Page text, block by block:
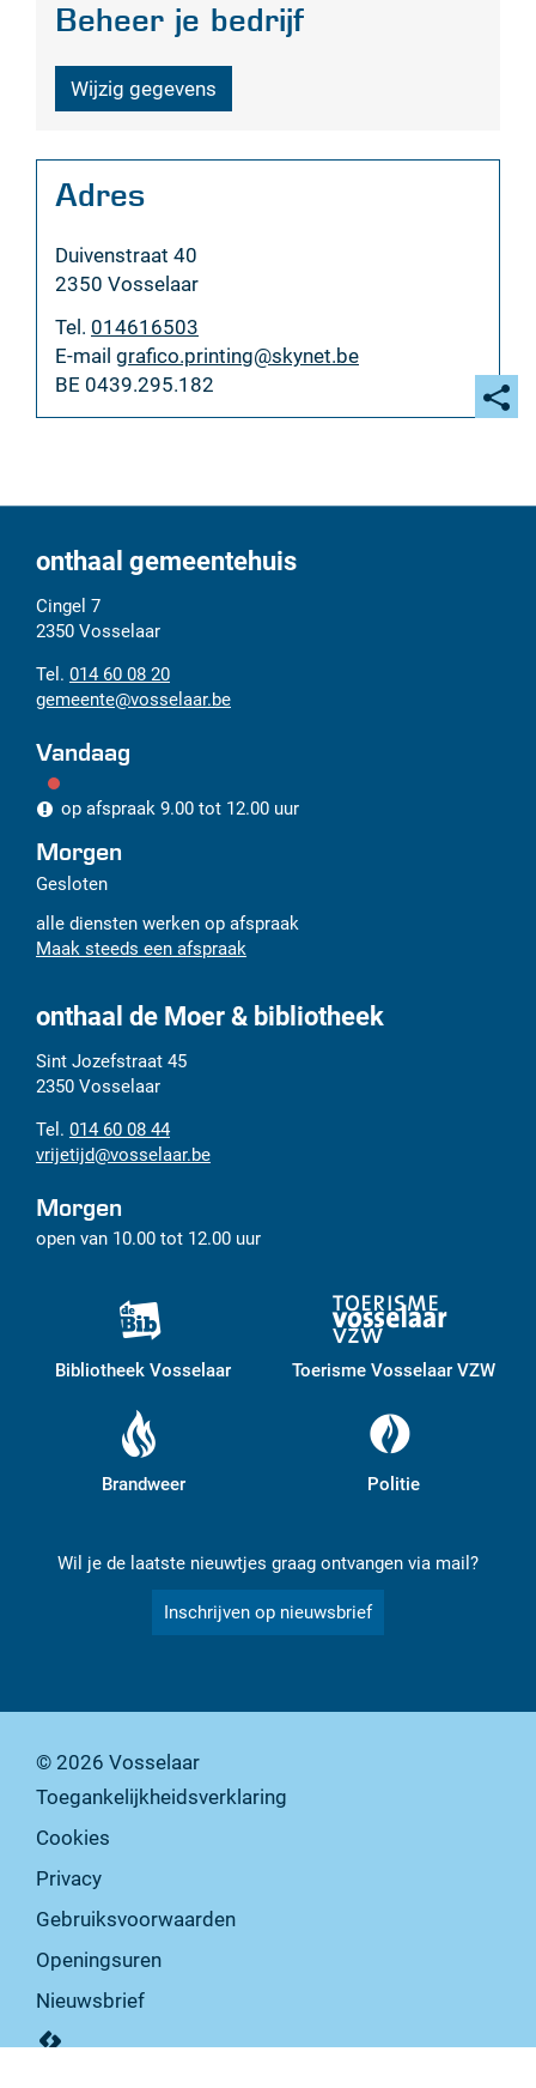
Beheer je bedrijf
Wijzig gegevens
Adres
Adres
Duivenstraat 40
,2350 Vosselaar
Tel. 014616503
E-
mail
grafico.printing@skynet.be
BTW
nr.
BE 0439.295.182
onthaal gemeentehuis
Adres
Cingel 7
2350 Vosselaar
Tel.
014 60 08 20
E-
mail
gemeente@vosselaar.be
Vandaag
op afspraak 9.00 tot 12.00 uur
Morgen
Gesloten
alle diensten werken op afspraak
Maak steeds een afspraak
onthaal de Moer & bibliotheek
Adres
Sint Jozefstraat 45
2350 Vosselaar
Tel.
014 60 08 44
E-
mail
vrijetijd@vosselaar.be
Morgen
open van 10.00 tot 12.00 uur
Bibliotheek Vosselaar Toerisme Vosselaar VZW
Brandweer Politie
Wil je de laatste nieuwtjes graag ontvangen via mail?
Inschrijven op nieuwsbrief
© 2026 Vosselaar
Toegankelijkheidsverklaring
Cookies
Privacy
Gebruiksvoorwaarden
Openingsuren
Nieuwsbrief